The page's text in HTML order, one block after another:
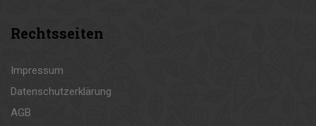
Rechtsseiten
Impressum
Datenschutzerklärung
AGB